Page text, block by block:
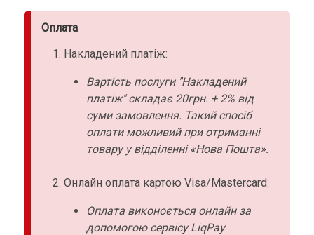
Оплата
Накладений платіж:
Вартість послуги "Накладений
платіж" складає 20грн. + 2% від
суми замовлення. Такий спосіб
оплати можливий при отриманні
товару у відділенні «Нова Пошта».
Онлайн оплата картою Visa/Mastercard:
Оплата виконоється онлайн за
допомогою сервісу LiqPay